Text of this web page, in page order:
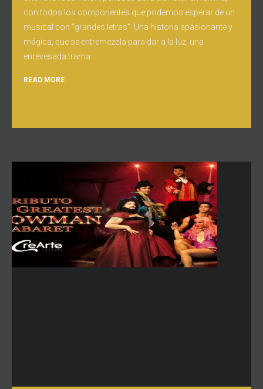
con todos los componentes que podemos esperar de un
musical con “grandes letras”. Una historia apasionante y
mágica, que se entremezcla para dar a la luz, una
enrevesada trama
READ MORE